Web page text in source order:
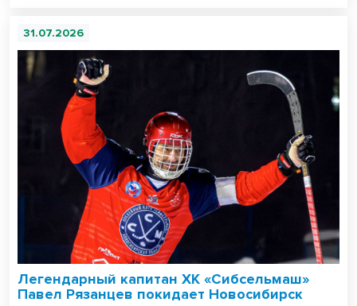
31.07.2026
Легендарный капитан ХК «Сибсельмаш»
Павел Рязанцев покидает Новосибирск